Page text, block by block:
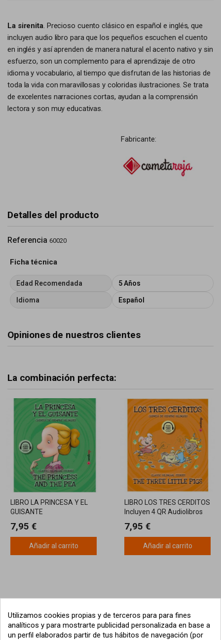
La sirenita. Precioso cuento clásico en español e inglés, que
incluyen audio libro para que los pequeños escuchen el cuento
en inglés y así aprenden de manera natural el acento nativo y sin
esfuerzo, son un complemento para el aprendizaje de otro
idioma y vocabulario, al tiempo que disfrutan de las historias de
toda la vida con maravillosas y coloridas ilustraciones. Se trata
de excelentes narraciones cortas, ayudan a la comprensión
lectora y son muy educativas.
Fabricante:
Detalles del producto
Referencia 60020
Ficha técnica
Edad Recomendada 5 Años
Idioma Español
Opiniones de nuestros clientes
La combinación perfecta:
LIBRO LA PRINCESA Y EL
GUISANTE
7,95 €
Añadir al carrito
LIBRO LOS TRES CERDITOS
Incluyen 4 QR Audiolibros
7,95 €
Añadir al carrito
Utilizamos cookies propias y de terceros para para fines
analíticos y para mostrarte publicidad personalizada en base a
un perfil elaborados partir de tus hábitos de navegación (por